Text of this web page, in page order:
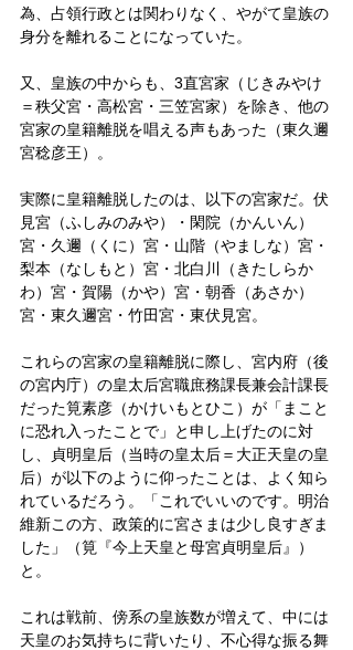
為、占領行政とは関わりなく、やがて皇族の
身分を離れることになっていた。
又、皇族の中からも、3直宮家（じきみやけ
＝秩父宮・高松宮・三笠宮家）を除き、他の
宮家の皇籍離脱を唱える声もあった（東久邇
宮稔彦王）。
実際に皇籍離脱したのは、以下の宮家だ。伏
見宮（ふしみのみや）・閑院（かんいん）
宮・久邇（くに）宮・山階（やましな）宮・
梨本（なしもと）宮・北白川（きたしらか
わ）宮・賀陽（かや）宮・朝香（あさか）
宮・東久邇宮・竹田宮・東伏見宮。
これらの宮家の皇籍離脱に際し、宮内府（後
の宮内庁）の皇太后宮職庶務課長兼会計課長
だった筧素彦（かけいもとひこ）が「まこと
に恐れ入ったことで」と申し上げたのに対
し、貞明皇后（当時の皇太后＝大正天皇の皇
后）が以下のように仰ったことは、よく知ら
れているだろう。「これでいいのです。明治
維新この方、政策的に宮さまは少し良すぎま
した」（筧『今上天皇と母宮貞明皇后』）
と。
これは戦前、傍系の皇族数が増えて、中には
天皇のお気持ちに背いたり、不心得な振る舞